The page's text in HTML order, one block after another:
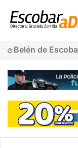
Belén de